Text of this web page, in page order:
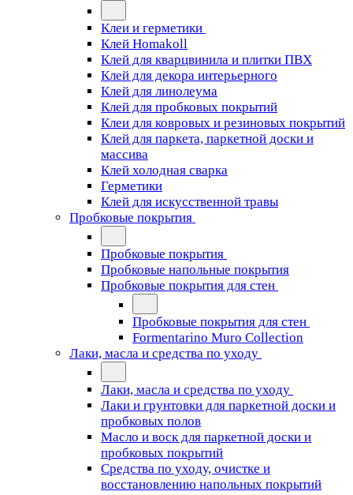
Клеи и герметики
Клей Homakoll
Клей для кварцвинила и плитки ПВХ
Клей для декора интерьерного
Клей для линолеума
Клей для пробковых покрытий
Клеи для ковровых и резиновых покрытий
Клей для паркета, паркетной доски и
массива
Клей холодная сварка
Герметики
Клей для искусственной травы
Пробковые покрытия
Пробковые покрытия
Пробковые напольные покрытия
Пробковые покрытия для стен
Пробковые покрытия для стен
Formentarino Muro Collection
Лаки, масла и средства по уходу
Лаки, масла и средства по уходу
Лаки и грунтовки для паркетной доски и
пробковых полов
Масло и воск для паркетной доски и
пробковых покрытий
Средства по уходу, очистке и
восстановлению напольных покрытий